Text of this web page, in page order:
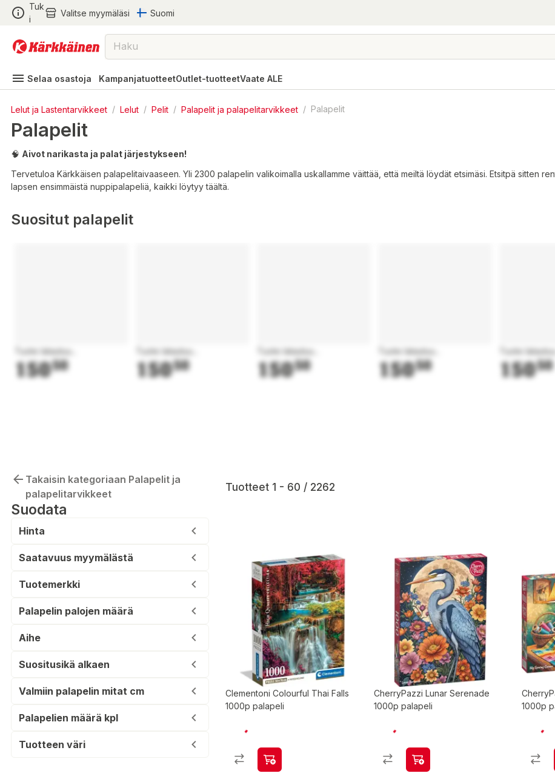
Tuk
i
Valitse myymäläsi Suomi
Selaa osastoja KampanjatuotteetOutlet-tuotteetVaate ALE
Lelut ja Lastentarvikkeet / Lelut / Pelit / Palapelit ja palapelitarvikkeet / Palapelit
Palapelit
🧠 Aivot narikasta ja palat järjestykseen!
Tervetuloa Kärkkäisen palapelitaivaaseen. Yli 2300 palapelin valikoimalla uskallamme väittää, että meiltä löydät etsimäsi. Etsitpä sitten
lapsen ensimmäistä nuppipalapeliä, kaikki löytyy täältä.
Suositut palapelit
Tuote latautuu...
15050
Tuote latautuu...
15050
Tuote latautuu...
15050
Tuote latautuu...
15050
Tuote
15050
Takaisin kategoriaan Palapelit ja
palapelitarvikkeet
Suodata
Hinta
Saatavuus myymälästä
Tuotemerkki
Palapelin palojen määrä
Aihe
Suositusikä alkaen
Valmiin palapelin mitat cm
Palapelien määrä kpl
Tuotteen väri
Tuotteet 1 - 60 / 2262
Clementoni Colourful Thai Falls
1000p palapeli
CherryPazzi Lunar Serenade
1000p palapeli
1000p